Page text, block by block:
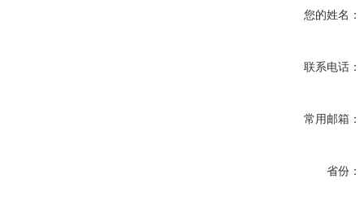
您的姓名：
联系电话：
常用邮箱：
省份：